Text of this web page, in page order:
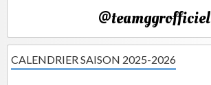
@teamggrofficiel
CALENDRIER SAISON 2025-2026